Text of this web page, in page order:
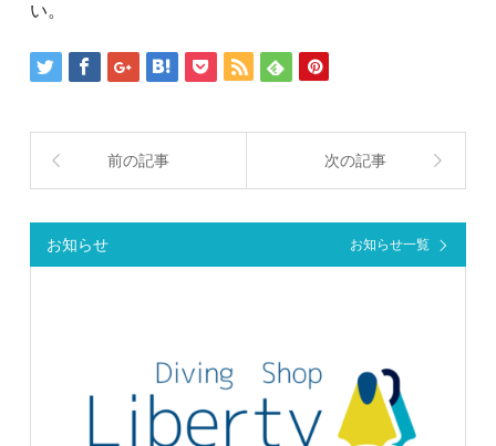
い。
前の記事 次の記事
お知らせ お知らせ一覧